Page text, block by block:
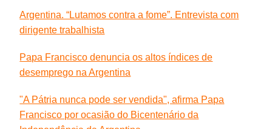
Argentina. “Lutamos contra a fome”. Entrevista com
dirigente trabalhista
Papa Francisco denuncia os altos índices de
desemprego na Argentina
"A Pátria nunca pode ser vendida", afirma Papa
Francisco por ocasião do Bicentenário da